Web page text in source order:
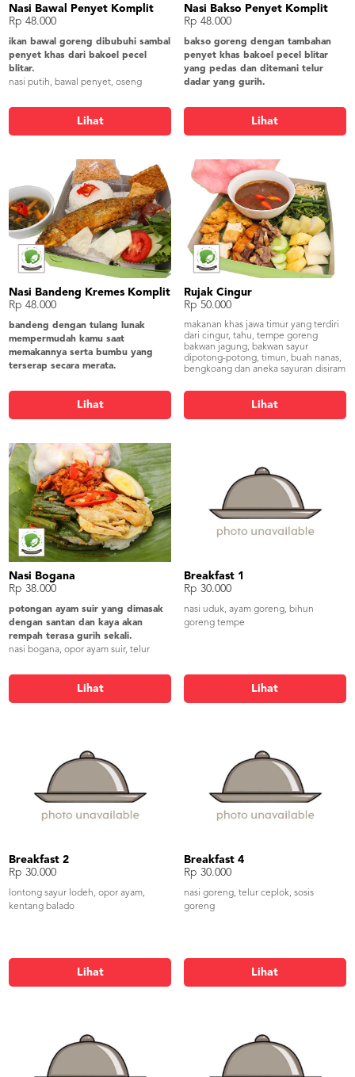
Nasi Bawal Penyet Komplit
Rp 48.000
ikan bawal goreng dibubuhi sambal
penyet khas dari bakoel pecel
blitar.
nasi putih, bawal penyet, oseng
goreng, bakwan jagung, lalapan,
Lihat
Nasi Bakso Penyet Komplit
Rp 48.000
bakso goreng dengan tambahan
penyet khas bakoel pecel blitar
yang pedas dan ditemani telur
dadar yang gurih.
oseng kangkung, tahu goreng, tempe
goreng, bakwan jagung, lalapan,
kerupuk gendar
Lihat
Nasi Bandeng Kremes Komplit
Rp 48.000
bandeng dengan tulang lunak
mempermudah kamu saat
memakannya serta bumbu yang
terserap secara merata.
goreng, sayur asem blitar, lalapan,
sambel, kremesanLihat
Rujak Cingur
Rp 50.000
makanan khas jawa timur yang terdiri
dari cingur, tahu, tempe goreng
bakwan jagung, bakwan sayur
dipotong-potong, timun, buah nanas,
bengkoang dan aneka sayuran disiram
pisang batu dan petis yang
menjadikan cita rasa yang khas
Lihat
Nasi Bogana
Rp 38.000
potongan ayam suir yang dimasak
dengan santan dan kaya akan
rempah terasa gurih sekali.
nasi bogana, opor ayam suir, telur
kering tempe, sambel, krupuk
Lihat
Breakfast 1
Rp 30.000
nasi uduk, ayam goreng, bihun
goreng tempe
Lihat
Breakfast 2
Rp 30.000
lontong sayur lodeh, opor ayam,
kentang balado
Lihat
Breakfast 4
Rp 30.000
nasi goreng, telur ceplok, sosis
goreng
Lihat